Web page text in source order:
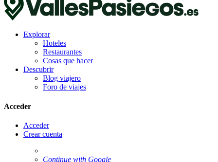
Explorar
Hoteles
Restaurantes
Cosas que hacer
Descubrir
Blog viajero
Foro de viajes
Acceder
Acceder
Crear cuenta
Continue with Google